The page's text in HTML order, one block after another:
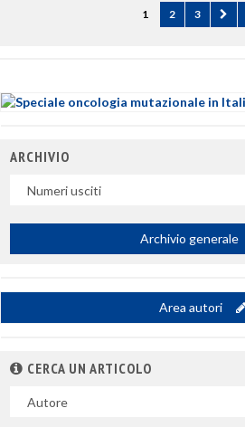
1 (current)
2 3
ARCHIVIO
Archivio generale
Area autori
CERCA UN ARTICOLO
campo